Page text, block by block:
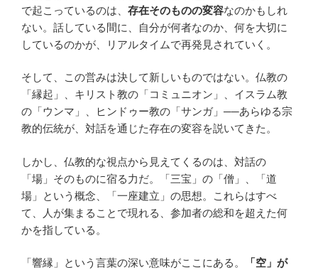
で起こっているのは、 存在そのものの変容なのかもしれ
ない。話している間に、自分が何者なのか、何を大切に
しているのかが、リアルタイムで再発見されていく。
そして、この営みは決して新しいものではない。仏教の
「縁起」、キリスト教の「コミュニオン」、イスラム教
の「ウンマ」、ヒンドゥー教の「サンガ」──あらゆる宗
教的伝統が、対話を通じた存在の変容を説いてきた。
しかし、仏教的な視点から見えてくるのは、対話の
「場」そのものに宿る力だ。「三宝」の「僧」、「道
場」という概念、「一座建立」の思想。これらはすべ
て、人が集まることで現れる、参加者の総和を超えた何
かを指している。
「響縁」という言葉の深い意味がここにある。
「空」が